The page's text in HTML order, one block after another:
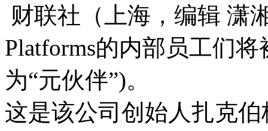
财联社（上海，编辑 潇
Platforms的内部员工们将
为“元伙伴”)。
这是该公司创始人扎克伯